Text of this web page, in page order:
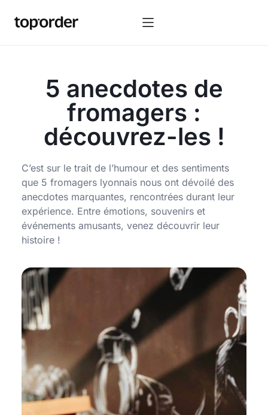
5 anecdotes de
fromagers :
découvrez-les !
C’est sur le trait de l’humour et des sentiments
que 5 fromagers lyonnais nous ont dévoilé des
anecdotes marquantes, rencontrées durant leur
expérience. Entre émotions, souvenirs et
événements amusants, venez découvrir leur
histoire !